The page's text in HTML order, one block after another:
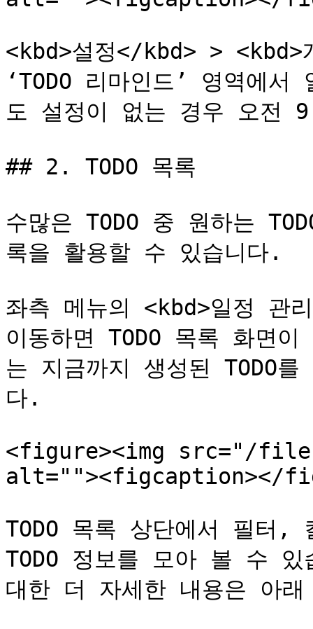
<kbd>설정</kbd> >
‘TODO 리마인드’ 영역에
도 설정이 없는 경우 오전
## 2. TODO 목록
수많은 TODO 중 원하는
록을 활용할 수 있습니다.
좌측 메뉴의 <kbd>일정 관
이동하면 TODO 목록 화면
는 지금까지 생성된 TODO
다.
<figure><img src="/files/
alt=""><figcaption></
TODO 목록 상단에서 필터
TODO 정보를 모아 볼 수
대한 더 자세한 내용은 아